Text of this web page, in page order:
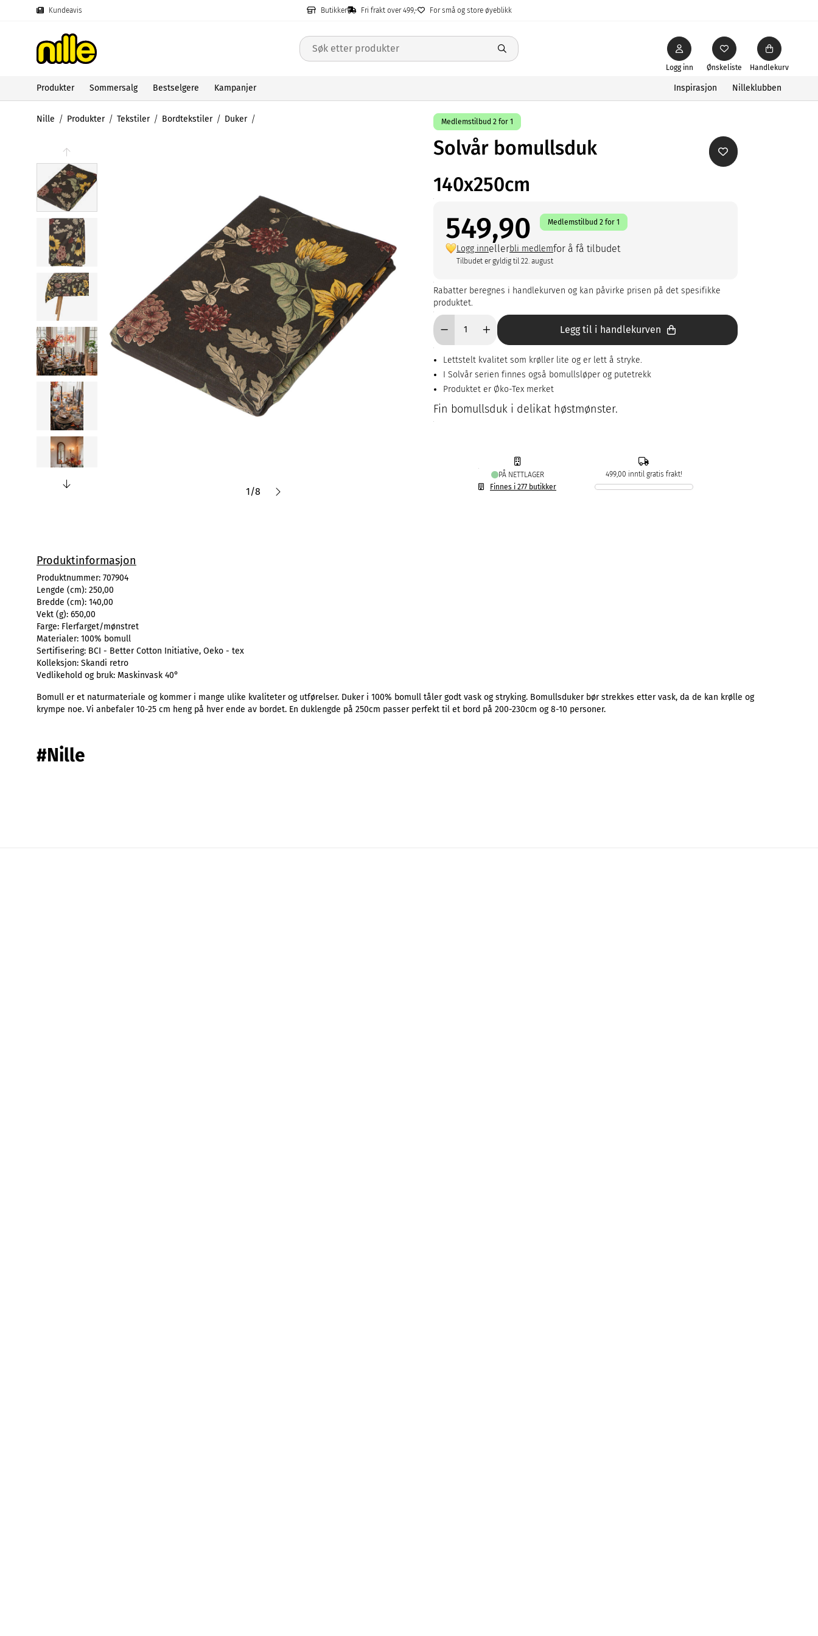
Kundeavis Butikker Fri frakt over 499,- For små og store øyeblikk
Ønskeliste
Logg inn Handlekurv
Produkter Sommersalg Bestselgere Kampanjer Inspirasjon Nilleklubben
Nille Produkter Tekstiler Bordtekstiler Duker
1/8
Medlemstilbud 2 for 1
Solvår bomullsduk
140x250cm
549,90 Medlemstilbud 2 for 1
Logg innellerbli medlemfor å få tilbudet
Tilbudet er gyldig til 22. august
Rabatter beregnes i handlekurven og kan påvirke prisen på det spesifikke
produktet.
Legg til i handlekurven
Lettstelt kvalitet som krøller lite og er lett å stryke.
I Solvår serien finnes også bomullsløper og putetrekk
Produktet er Øko-Tex merket
Fin bomullsduk i delikat høstmønster.
PÅ NETTLAGER
Finnes i 277 butikker
499,00 inntil gratis frakt!
Produktinformasjon
Produktnummer: 707904
Lengde (cm): 250,00
Bredde (cm): 140,00
Vekt (g): 650,00
Farge: Flerfarget/mønstret
Materialer: 100% bomull
Sertifisering: BCI - Better Cotton Initiative, Oeko - tex
Kolleksjon: Skandi retro
Vedlikehold og bruk: Maskinvask 40°
Bomull er et naturmateriale og kommer i mange ulike kvaliteter og utførelser. Duker i 100% bomull tåler godt vask og stryking. Bomullsduker bør strekkes etter vask, da de kan krølle og
krympe noe. Vi anbefaler 10-25 cm heng på hver ende av bordet. En duklengde på 250cm passer perfekt til et bord på 200-230cm og 8-10 personer.
#Nille